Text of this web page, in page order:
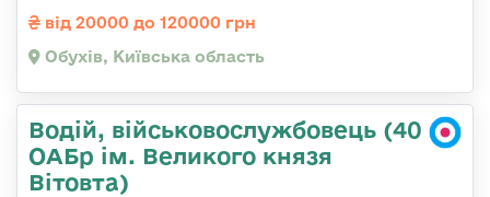
від 20000 до 120000 грн
Обухів, Київська область
Водій, військовослужбовець (40
ОАБр ім. Великого князя
Вітовта)